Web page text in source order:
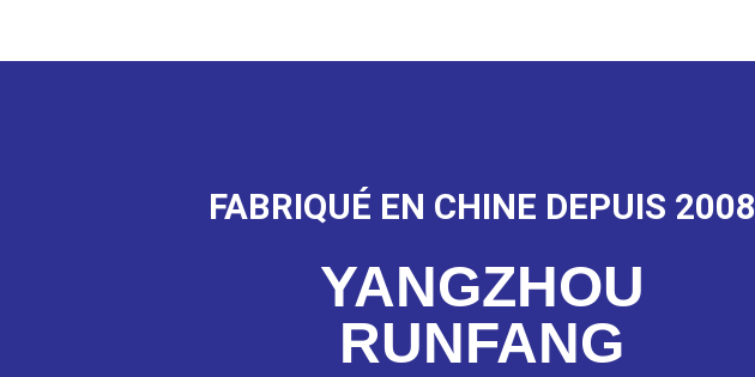
FABRIQUÉ EN CHINE DEPUIS 2008
YANGZHOU
RUNFANG